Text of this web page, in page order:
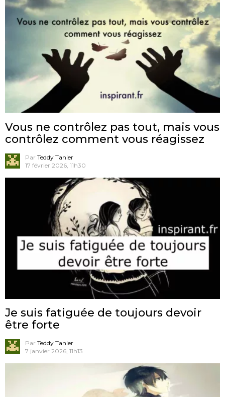
Vous ne contrôlez pas tout, mais vous
contrôlez comment vous réagissez
Par Teddy Tanier
17 février 2026, 11h30
Je suis fatiguée de toujours devoir
être forte
Par Teddy Tanier
7 janvier 2026, 11h13